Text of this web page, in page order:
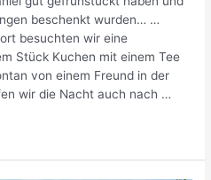
beschenkt wurden… …
besuchten wir eine
Stück Kuchen mit einem Tee
von einem Freund in der
wir die Nacht auch nach …